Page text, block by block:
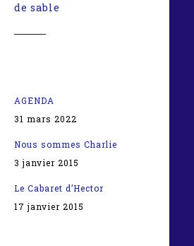
de sable
AGENDA
31 mars 2022
Nous sommes Charlie
3 janvier 2015
Le Cabaret d’Hector
17 janvier 2015